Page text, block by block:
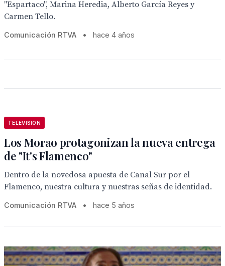
"Espartaco", Marina Heredia, Alberto García Reyes y
Carmen Tello.
Comunicación RTVA • hace 4 años
TELEVISION
Los Morao protagonizan la nueva entrega
de "It's Flamenco"
Dentro de la novedosa apuesta de Canal Sur por el
Flamenco, nuestra cultura y nuestras señas de identidad.
Comunicación RTVA • hace 5 años